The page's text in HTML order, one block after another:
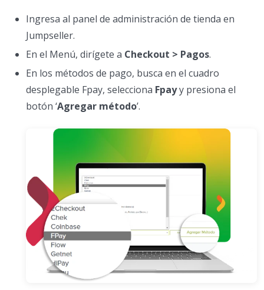
Ingresa al panel de administración de tienda en
Jumpseller.
En el Menú, dirígete a Checkout > Pagos.
En los métodos de pago, busca en el cuadro
desplegable Fpay, selecciona Fpayy presiona el
botón ‘Agregar método’.